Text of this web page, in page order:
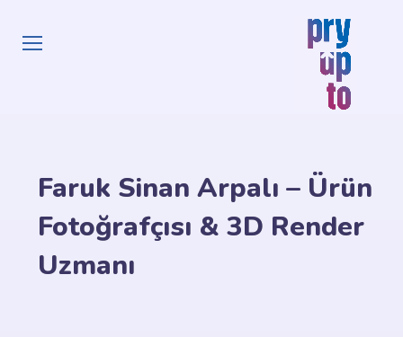
Faruk Sinan Arpalı – Ürün
Fotoğrafçısı & 3D Render
Uzmanı